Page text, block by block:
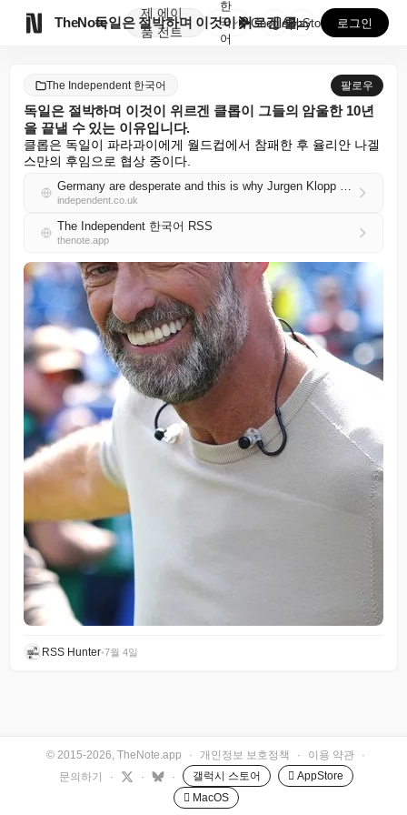
TheNote
제
품
에이
전트
독일은 절박하며 이것이 위르겐 클롭이 그들의 암울한 1...
한
국
어
GooglePlay
AppStore 로그인
The Independent 한국어 팔로우
독일은 절박하며 이것이 위르겐 클롭이 그들의 암울한 10년
을 끝낼 수 있는 이유입니다.
클롭은 독일이 파라과이에게 월드컵에서 참패한 후 율리안 나겔
스만의 후임으로 협상 중이다.
Germany are desperate and this is why Jurgen Klopp can end their bleak decade
independent.co.uk
The Independent 한국어 RSS
thenote.app
RSS Hunter•7월 4일
© 2015-2026, TheNote.app · 개인정보 보호정책 · 이용 약관
·
문의하기
· · · 갤럭시 스토어
 AppStore
 MacOS